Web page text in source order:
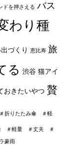
ドを押さえる バス
わり種
づくり 恵比寿 旅
る 渋谷 猫アイ
おきたいやつ 贅
折りたたみ傘 ＃軽
＃軽量 ＃丈夫 ＃
豪雨